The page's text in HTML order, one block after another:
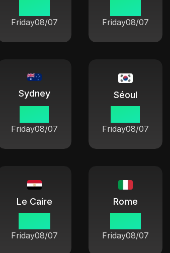
Friday08/07 Friday08/07
Sydney
Friday08/07
Séoul
Friday08/07
Le Caire
Friday08/07
Rome
Friday08/07